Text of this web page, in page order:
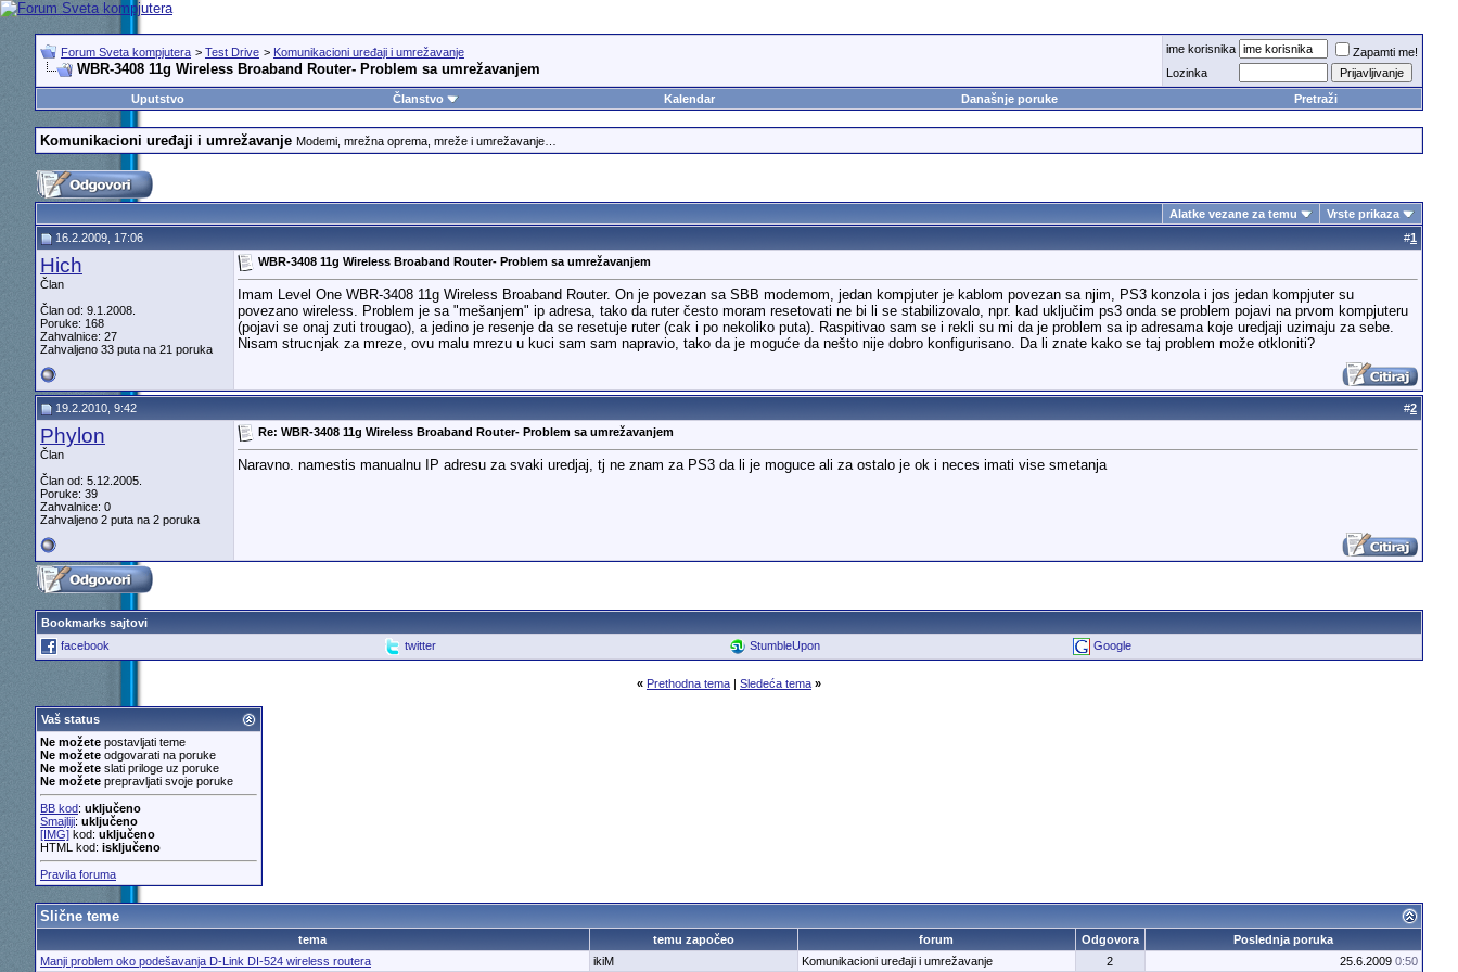
Forum Sveta kompjutera > Test Drive > Komunikacioni uređaji i umrežavanje
WBR-3408 11g Wireless Broaband Router- Problem sa umrežavanjem
ime korisnika
Zapamti me!
Lozinka
Uputstvo
Članstvo Kalendar Današnje poruke Pretraži
Komunikacioni uređaji i umrežavanje Modemi, mrežna oprema, mreže i umrežavanje…
Alatke vezane za temu
Vrste prikaza
16.2.2009, 17:06
#1
Hich
Član
Član od: 9.1.2008.
Poruke: 168
Zahvalnice: 27
Zahvaljeno 33 puta na 21 poruka
WBR-3408 11g Wireless Broaband Router- Problem sa umrežavanjem
Imam Level One WBR-3408 11g Wireless Broaband Router. On je povezan sa SBB modemom, jedan kompjuter je kablom povezan sa njim, PS3 konzola i jos jedan kompjuter su
povezano wireless. Problem je sa "mešanjem" ip adresa, tako da ruter često moram resetovati ne bi li se stabilizovalo, npr. kad uključim ps3 onda se problem pojavi na prvom kompjuteru
(pojavi se onaj zuti trougao), a jedino je resenje da se resetuje ruter (cak i po nekoliko puta). Raspitivao sam se i rekli su mi da je problem sa ip adresama koje uredjaji uzimaju za sebe.
Nisam strucnjak za mreze, ovu malu mrezu u kuci sam sam napravio, tako da je moguće da nešto nije dobro konfigurisano. Da li znate kako se taj problem može otkloniti?
19.2.2010, 9:42 #2
Phylon
Član
Član od: 5.12.2005.
Poruke: 39
Zahvalnice: 0
Zahvaljeno 2 puta na 2 poruka
Re: WBR-3408 11g Wireless Broaband Router- Problem sa umrežavanjem
Naravno. namestis manualnu IP adresu za svaki uredjaj, tj ne znam za PS3 da li je moguce ali za ostalo je ok i neces imati vise smetanja
Bookmarks sajtovi
facebook
twitter StumbleUpon Google
« Prethodna tema| Sledeća tema »
Vaš status
Ne možetepostavljati teme
Ne možeteodgovarati na poruke
Ne možeteslati priloge uz poruke
Ne možeteprepravljati svoje poruke
BB kod: uključeno
Smajliji: uključeno
[IMG]kod: uključeno
HTML kod: isključeno
Pravila foruma
Slične teme
tema temu započeo forum Odgovora
Poslednja poruka
Manji problem oko podešavanja D-Link DI-524 wireless routera
ikiM Komunikacioni uređaji i umrežavanje 2 25.6.2009 0:50